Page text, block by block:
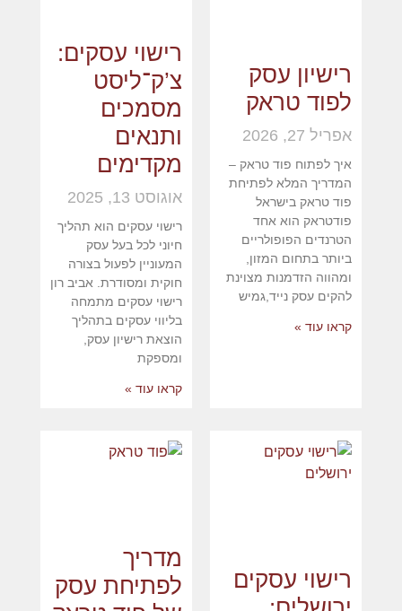
רישיון עסק
לפוד טראק
אפריל 27, 2026
איך לפתוח פוד טראק –
המדריך המלא לפתיחת
פוד טראק בישראל
פודטראק הוא אחד
הטרנדים הפופולריים
ביותר בתחום המזון,
ומהווה הזדמנות מצוינת
להקים עסק נייד,גמיש
קראו עוד »
רישוי עסקים:
צ’ק־ליסט
מסמכים
ותנאים
מקדימים
אוגוסט 13, 2025
רישוי עסקים הוא תהליך
חיוני לכל בעל עסק
המעוניין לפעול בצורה
חוקית ומסודרת. אביב רון
רישוי עסקים מתמחה
בליווי עסקים בתהליך
הוצאת רישיון עסק,
ומספקת
קראו עוד »
רישוי עסקים
מדריך
לפתיחת עסק